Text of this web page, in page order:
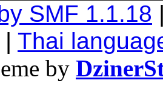
SMF 1.1.18
| Thai
by